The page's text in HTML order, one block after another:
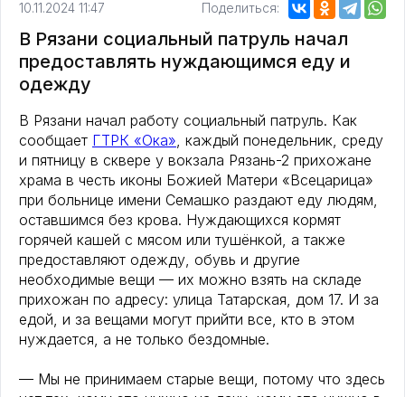
10.11.2024 11:47 Поделиться:
В Рязани социальный патруль начал
предоставлять нуждающимся еду и
одежду
В Рязани начал работу социальный патруль. Как
сообщает ГТРК «Ока», каждый понедельник, среду
и пятницу в сквере у вокзала Рязань-2 прихожане
храма в честь иконы Божией Матери «Всецарица»
при больнице имени Семашко раздают еду людям,
оставшимся без крова. Нуждающихся кормят
горячей кашей с мясом или тушёнкой, а также
предоставляют одежду, обувь и другие
необходимые вещи — их можно взять на складе
прихожан по адресу: улица Татарская, дом 17. И за
едой, и за вещами могут прийти все, кто в этом
нуждается, а не только бездомные.
— Мы не принимаем старые вещи, потому что здесь